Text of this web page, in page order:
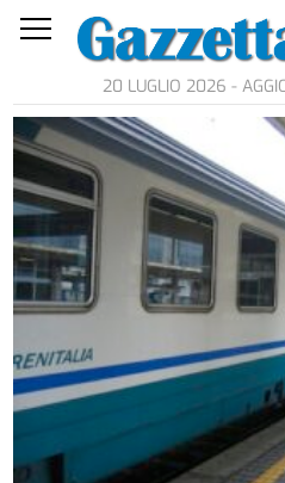
20 LUGLIO 2026 -